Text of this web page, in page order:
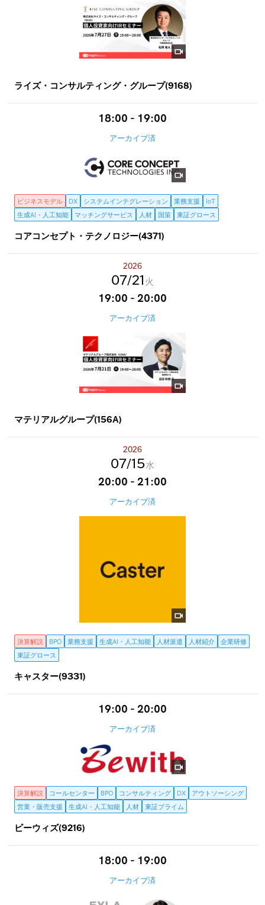
ライズ・コンサルティング・グループ(9168)
18:00 - 19:00
アーカイブ済
ビジネスモデル DX システムインテグレーション 業務支援
IoT
生成AI・人工知能
マッチングサービス 人材 国策 東証グロース
コアコンセプト・テクノロジー(4371)
2026
07 21 火
19:00 - 20:00
アーカイブ済
マテリアルグループ(156A)
2026
07 15水
20:00 - 21:00
アーカイブ済
決算解説 BPO 業務支援 生成AI・人工知能 人材派遣 人材紹介
企業研修
東証グロース
キャスター(9331)
19:00 - 20:00
アーカイブ済
決算解説 コールセンター BPO コンサルティング DX
アウトソーシング
営業・販売支援
生成AI・人工知能 人材 東証プライム
ビーウィズ(9216)
18:00 - 19:00
アーカイブ済